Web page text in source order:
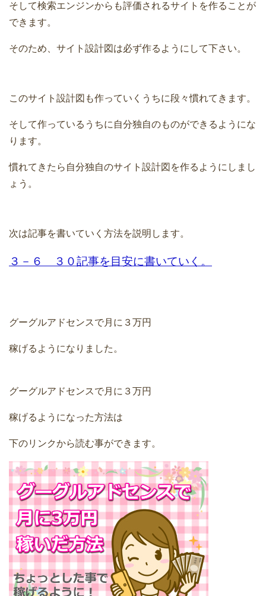
そして検索エンジンからも評価されるサイトを作ることが
できます。
そのため、サイト設計図は必ず作るようにして下さい。
このサイト設計図も作っていくうちに段々慣れてきます。
そして作っているうちに自分独自のものができるようにな
ります。
慣れてきたら自分独自のサイト設計図を作るようにしまし
ょう。
次は記事を書いていく方法を説明します。
３－６ ３０記事を目安に書いていく。
グーグルアドセンスで月に３万円
稼げるようになりました。
グーグルアドセンスで月に３万円
稼げるようになった方法は
下のリンクから読む事ができます。